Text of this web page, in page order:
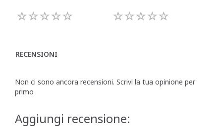
RECENSIONI
Non ci sono ancora recensioni. Scrivi la tua opinione per
primo
Aggiungi recensione: